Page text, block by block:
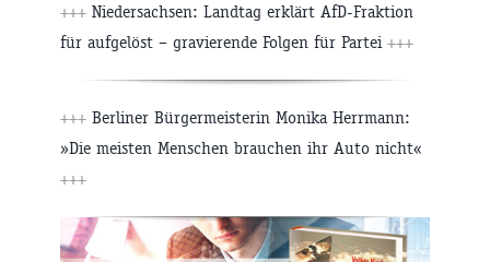
+++ Niedersachsen: Landtag erklärt AfD-Fraktion
für aufgelöst – gravierende Folgen für Partei +++
+++ Berliner Bürgermeisterin Monika Herrmann:
»Die meisten Menschen brauchen ihr Auto nicht«
+++